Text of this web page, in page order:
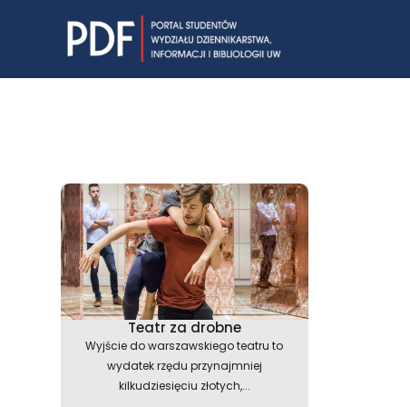
Teatr za drobne
Wyjście do warszawskiego teatru to
wydatek rzędu przynajmniej
kilkudziesięciu złotych,...